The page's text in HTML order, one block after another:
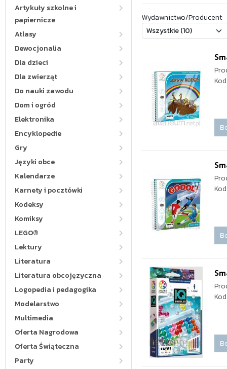
Artykuły szkolne i
papiernicze
Atlasy
Dewocjonalia
Dla dzieci
Dla zwierząt
Do nauki zawodu
Dom i ogród
Elektronika
Encyklopedie
Gry
Języki obce
Kalendarze
Karnety i pocztówki
Kodeksy
Komiksy
LEGO®
Lektury
Literatura
Literatura obcojęzyczna
Logopedia i pedagogika
Modelarstwo
Multimedia
Oferta Nagrodowa
Oferta Świąteczna
Party
Wydawnictwo/Producent: